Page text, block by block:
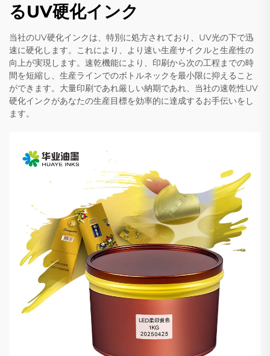
るUV硬化インク
当社のUV硬化インクは、特別に処方されており、UV光の下で迅
速に硬化します。これにより、より速い生産サイクルと生産性の
向上が実現します。速乾機能により、印刷から次の工程までの時
間を短縮し、生産ラインでのボトルネックを最小限に抑えること
ができます。大量印刷であれ厳しい納期であれ、当社の速乾性UV
硬化インクがあなたの生産目標を効率的に達成するお手伝いをし
ます。